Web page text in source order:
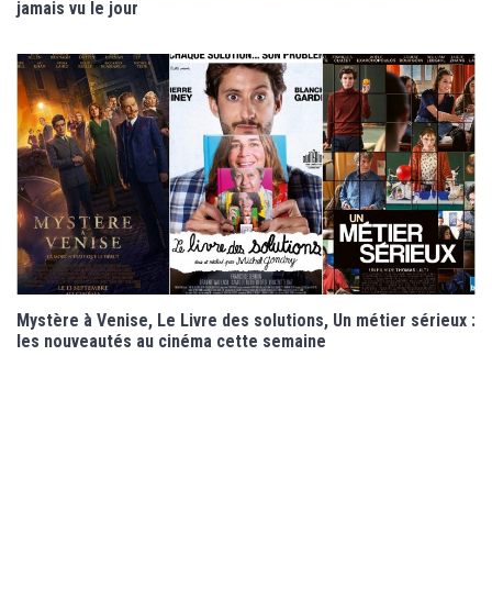
jamais vu le jour
Mystère à Venise, Le Livre des solutions, Un métier sérieux :
les nouveautés au cinéma cette semaine